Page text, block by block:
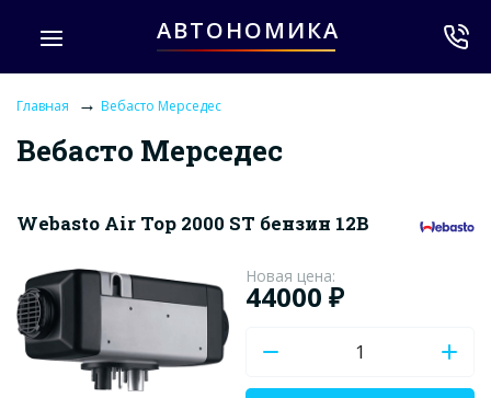
АВТОНОМИКА
Главная → Вебасто Мерседес
Вебасто Мерседес
Webasto Air Top 2000 ST бензин 12В
Новая цена:
44000 ₽